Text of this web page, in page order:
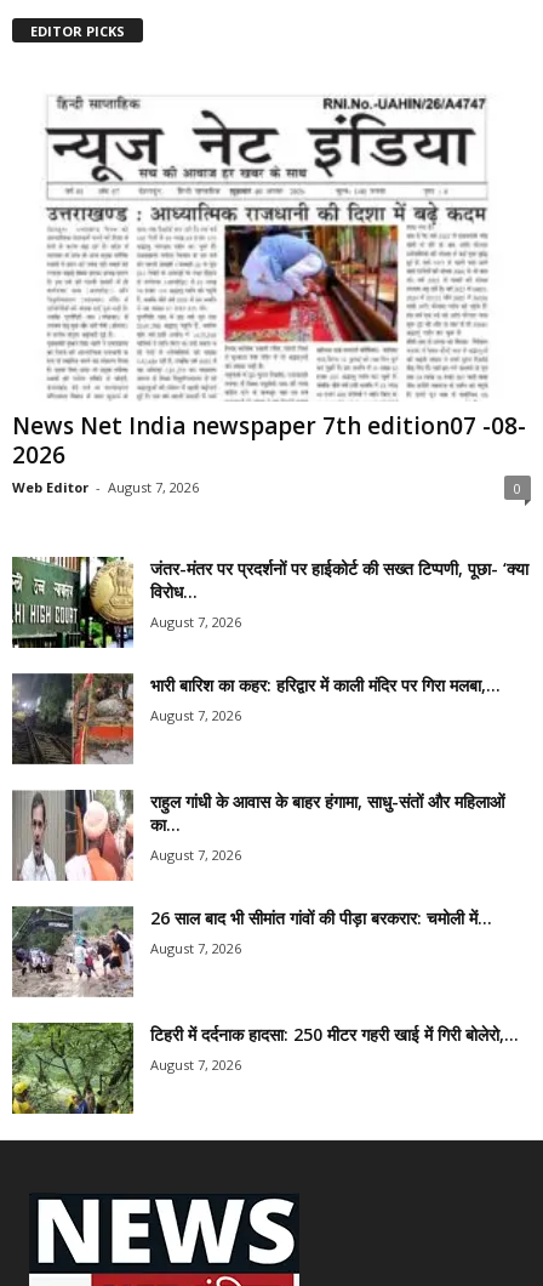
EDITOR PICKS
News Net India newspaper 7th edition07 -08-
2026
Web Editor - August 7, 2026 0
जंतर-मंतर पर प्रदर्शनों पर हाईकोर्ट की सख्त टिप्पणी, पूछा- ‘क्या
विरोध...
August 7, 2026
भारी बारिश का कहर: हरिद्वार में काली मंदिर पर गिरा मलबा,...
August 7, 2026
राहुल गांधी के आवास के बाहर हंगामा, साधु-संतों और महिलाओं
का...
August 7, 2026
26 साल बाद भी सीमांत गांवों की पीड़ा बरकरार: चमोली में...
August 7, 2026
टिहरी में दर्दनाक हादसा: 250 मीटर गहरी खाई में गिरी बोलेरो,...
August 7, 2026